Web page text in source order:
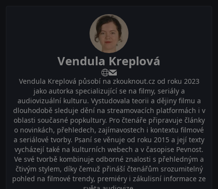
Vendula Kreplová
Vendula Kreplová působí na zkouknout.cz od roku 2023
jako autorka specializující se na filmy, seriály a
audiovizuální kulturu. Vystudovala teorii a dějiny filmu a
dlouhodobě sleduje dění na streamovacích platformách i v
oblasti současné popkultury. Pro čtenáře připravuje články
o novinkách, přehledech, zajímavostech i kontextu filmové
a seriálové tvorby. Psaní se věnuje od roku 2015 a její texty
vycházejí také na kulturních webech a v časopise Pevnost.
Ve své tvorbě kombinuje odborné znalosti s přehledným a
čtivým stylem, díky čemuž přináší čtenářům srozumitelný
pohled na filmové trendy, premiéry i zákulisní informace ze